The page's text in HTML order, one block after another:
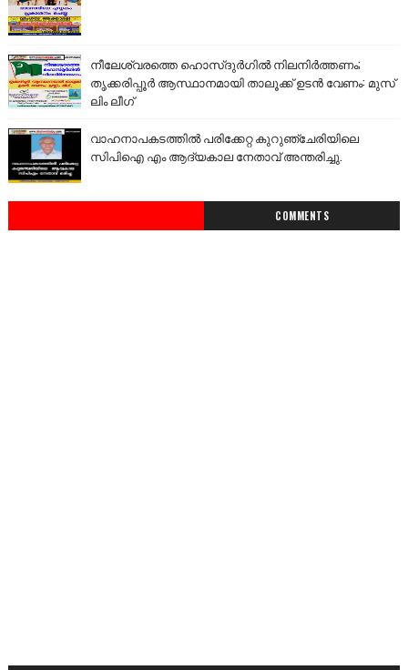
നീലേശ്വരത്തെ ഹൊസ്ദുർഗിൽ നിലനിർത്തണം;
തൃക്കരിപ്പൂർ ആസ്ഥാനമായി താലൂക്ക് ഉടൻ വേണം: മുസ്
ലിം ലീഗ്
വാഹനാപകടത്തിൽ പരിക്കേറ്റ കുറുഞ്ചേരിയിലെ
സിപിഐ എം ആദ്യകാല നേതാവ് അന്തരിച്ചു.
COMMENTS